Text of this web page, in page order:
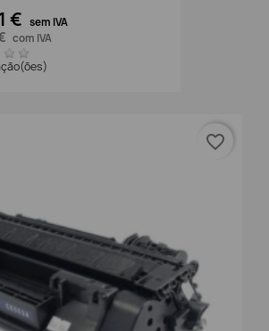
€ sem IVA
com IVA
favorite_border